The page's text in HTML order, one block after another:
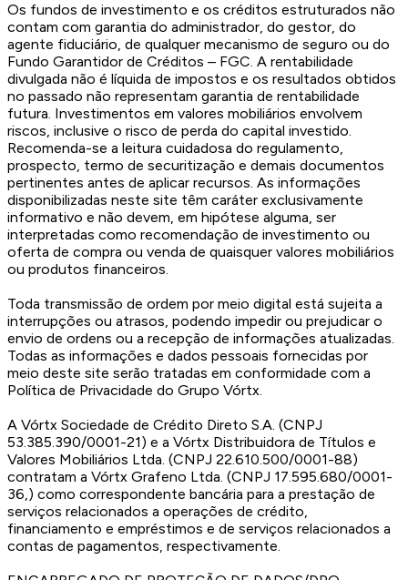
Os fundos de investimento e os créditos estruturados não
contam com garantia do administrador, do gestor, do
agente fiduciário, de qualquer mecanismo de seguro ou do
Fundo Garantidor de Créditos – FGC. A rentabilidade
divulgada não é líquida de impostos e os resultados obtidos
no passado não representam garantia de rentabilidade
futura. Investimentos em valores mobiliários envolvem
riscos, inclusive o risco de perda do capital investido.
Recomenda-se a leitura cuidadosa do regulamento,
prospecto, termo de securitização e demais documentos
pertinentes antes de aplicar recursos. As informações
disponibilizadas neste site têm caráter exclusivamente
informativo e não devem, em hipótese alguma, ser
interpretadas como recomendação de investimento ou
oferta de compra ou venda de quaisquer valores mobiliários
ou produtos financeiros.
Toda transmissão de ordem por meio digital está sujeita a
interrupções ou atrasos, podendo impedir ou prejudicar o
envio de ordens ou a recepção de informações atualizadas.
Todas as informações e dados pessoais fornecidas por
meio deste site serão tratadas em conformidade com a
Política de Privacidade do Grupo Vórtx.
A Vórtx Sociedade de Crédito Direto S.A. (CNPJ
53.385.390/0001-21) e a Vórtx Distribuidora de Títulos e
Valores Mobiliários Ltda. (CNPJ 22.610.500/0001-88)
contratam a Vórtx Grafeno Ltda. (CNPJ 17.595.680/0001-
36,) como correspondente bancária para a prestação de
serviços relacionados a operações de crédito,
financiamento e empréstimos e de serviços relacionados a
contas de pagamentos, respectivamente.